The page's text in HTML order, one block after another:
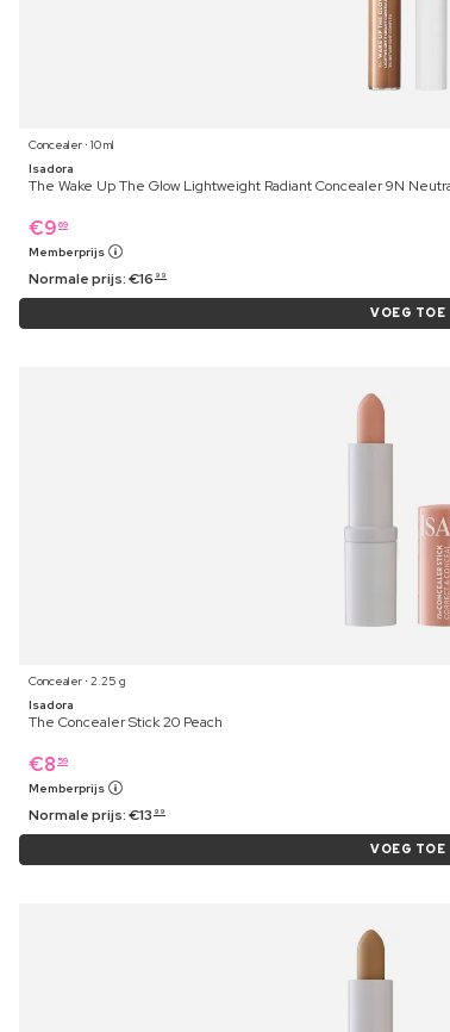
Concealer ⋅ 10 ml
Isadora
The Wake Up The Glow Lightweight Radiant Concealer 9N
€9 69
Memberprijs
Normale prijs:€16 99
VOEG TOE
Concealer ⋅ 2.25 g
Isadora
The Concealer Stick 20 Peach
€8 59
Memberprijs
Normale prijs:€13 99
VOEG TOE